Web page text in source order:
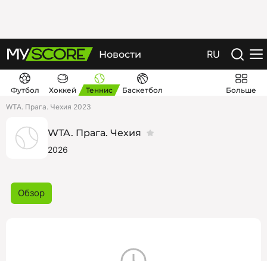
Новости RU
Футбол Хоккей Теннис Баскетбол
Больше
WTA. Прага. Чехия 2023
WTA. Прага. Чехия
2026
Обзор